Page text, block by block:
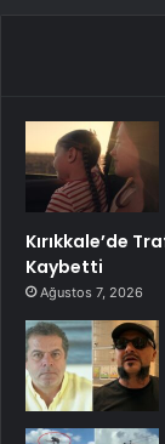
Kırıkkale’de
Kaybetti
Ağustos 7, 2026